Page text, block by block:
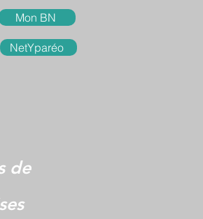
Mon BN
de
NetYparéo